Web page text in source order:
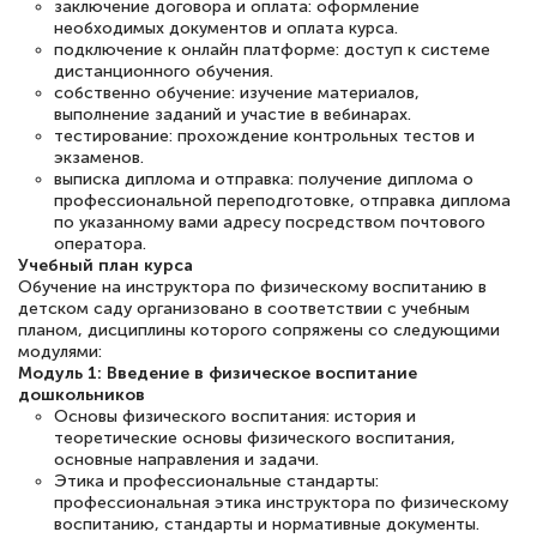
статьи. Времени на подготовку
достаточно. Курс помогает пройти
аттестацию в школе. Спасибо!
Евгения Коротких
Знаток города 2 уровня
12 марта 2026
Спасибо большое Академии! Грамотное,
вежливое сопровождение! Всё чётко и
понятно! Проходила повышение
квалификации. Ещё раз - СПАСИБО!
заключение договора и оплата: оформление
необходимых документов и оплата курса.
подключение к онлайн платформе: доступ к системе
дистанционного обучения.
собственно обучение: изучение материалов,
выполнение заданий и участие в вебинарах.
тестирование: прохождение контрольных тестов и
экзаменов.
выписка диплома и отправка: получение диплома о
профессиональной переподготовке, отправка диплома
по указанному вами адресу посредством почтового
оператора.
Учебный план курса
Обучение на инструктора по физическому воспитанию в
детском саду организовано в соответствии с учебным
планом, дисциплины которого сопряжены со следующими
модулями:
Модуль 1: Введение в физическое воспитание
дошкольников
Основы физического воспитания: история и
теоретические основы физического воспитания,
основные направления и задачи.
Этика и профессиональные стандарты:
профессиональная этика инструктора по физическому
воспитанию, стандарты и нормативные документы.